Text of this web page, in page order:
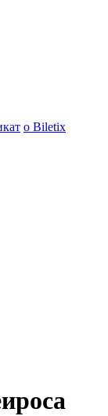
о Biletix